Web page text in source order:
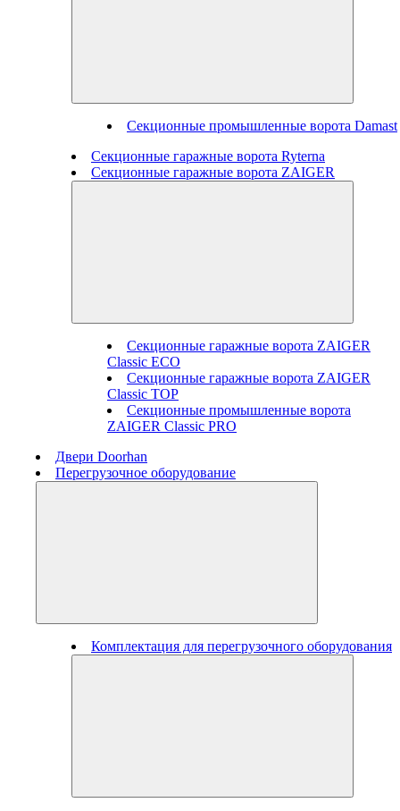
Секционные промышленные ворота Damast
Секционные гаражные ворота Ryterna
Секционные гаражные ворота ZAIGER
Секционные гаражные ворота ZAIGER
Classic ECO
Секционные гаражные ворота ZAIGER
Classic TOP
Секционные промышленные ворота
ZAIGER Classic PRO
Двери Doorhan
Перегрузочное оборудование
Комплектация для перегрузочного оборудования